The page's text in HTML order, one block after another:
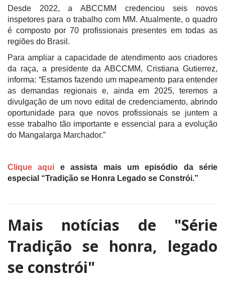
Desde 2022, a ABCCMM credenciou seis novos
inspetores para o trabalho com MM. Atualmente, o quadro
é composto por 70 profissionais presentes em todas as
regiões do Brasil.
Para ampliar a capacidade de atendimento aos criadores
da raça, a presidente da ABCCMM, Cristiana Gutierrez,
informa: “Estamos fazendo um mapeamento para entender
as demandas regionais e, ainda em 2025, teremos a
divulgação de um novo edital de credenciamento, abrindo
oportunidade para que novos profissionais se juntem a
esse trabalho tão importante e essencial para a evolução
do Mangalarga Marchador.”
Clique aqui e assista mais um episódio da série
especial “Tradição se Honra Legado se Constrói.”
Mais notícias de "Série
Tradição se honra, legado
se constrói"